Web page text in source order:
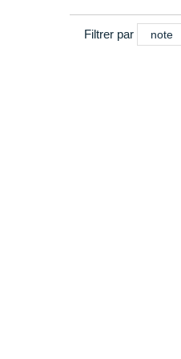
Filtrer par note